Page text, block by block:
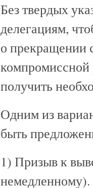
Без твердых
делегациям,
о прекращении
получить
Одним из
быть
1) Призыв к
немедленному).